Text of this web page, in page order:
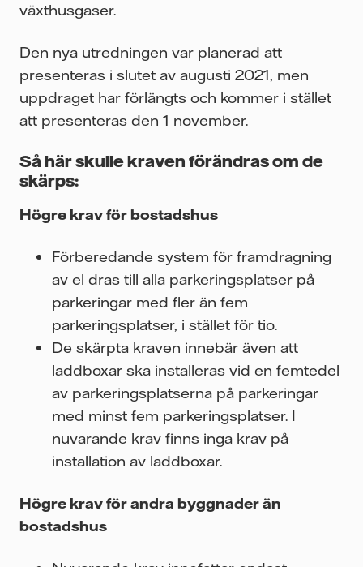
växthusgaser.
Den nya utredningen var planerad att
presenteras i slutet av augusti 2021, men
uppdraget har förlängts och kommer i stället
att presenteras den 1 november.
Så här skulle kraven förändras om de
skärps:
Högre krav för bostadshus
Förberedande system för framdragning
av el dras till alla parkeringsplatser på
parkeringar med fler än fem
parkeringsplatser, i stället för tio.
De skärpta kraven innebär även att
laddboxar ska installeras vid en femtedel
av parkeringsplatserna på parkeringar
med minst fem parkeringsplatser. I
nuvarande krav finns inga krav på
installation av laddboxar.
Högre krav för andra byggnader än
bostadshus